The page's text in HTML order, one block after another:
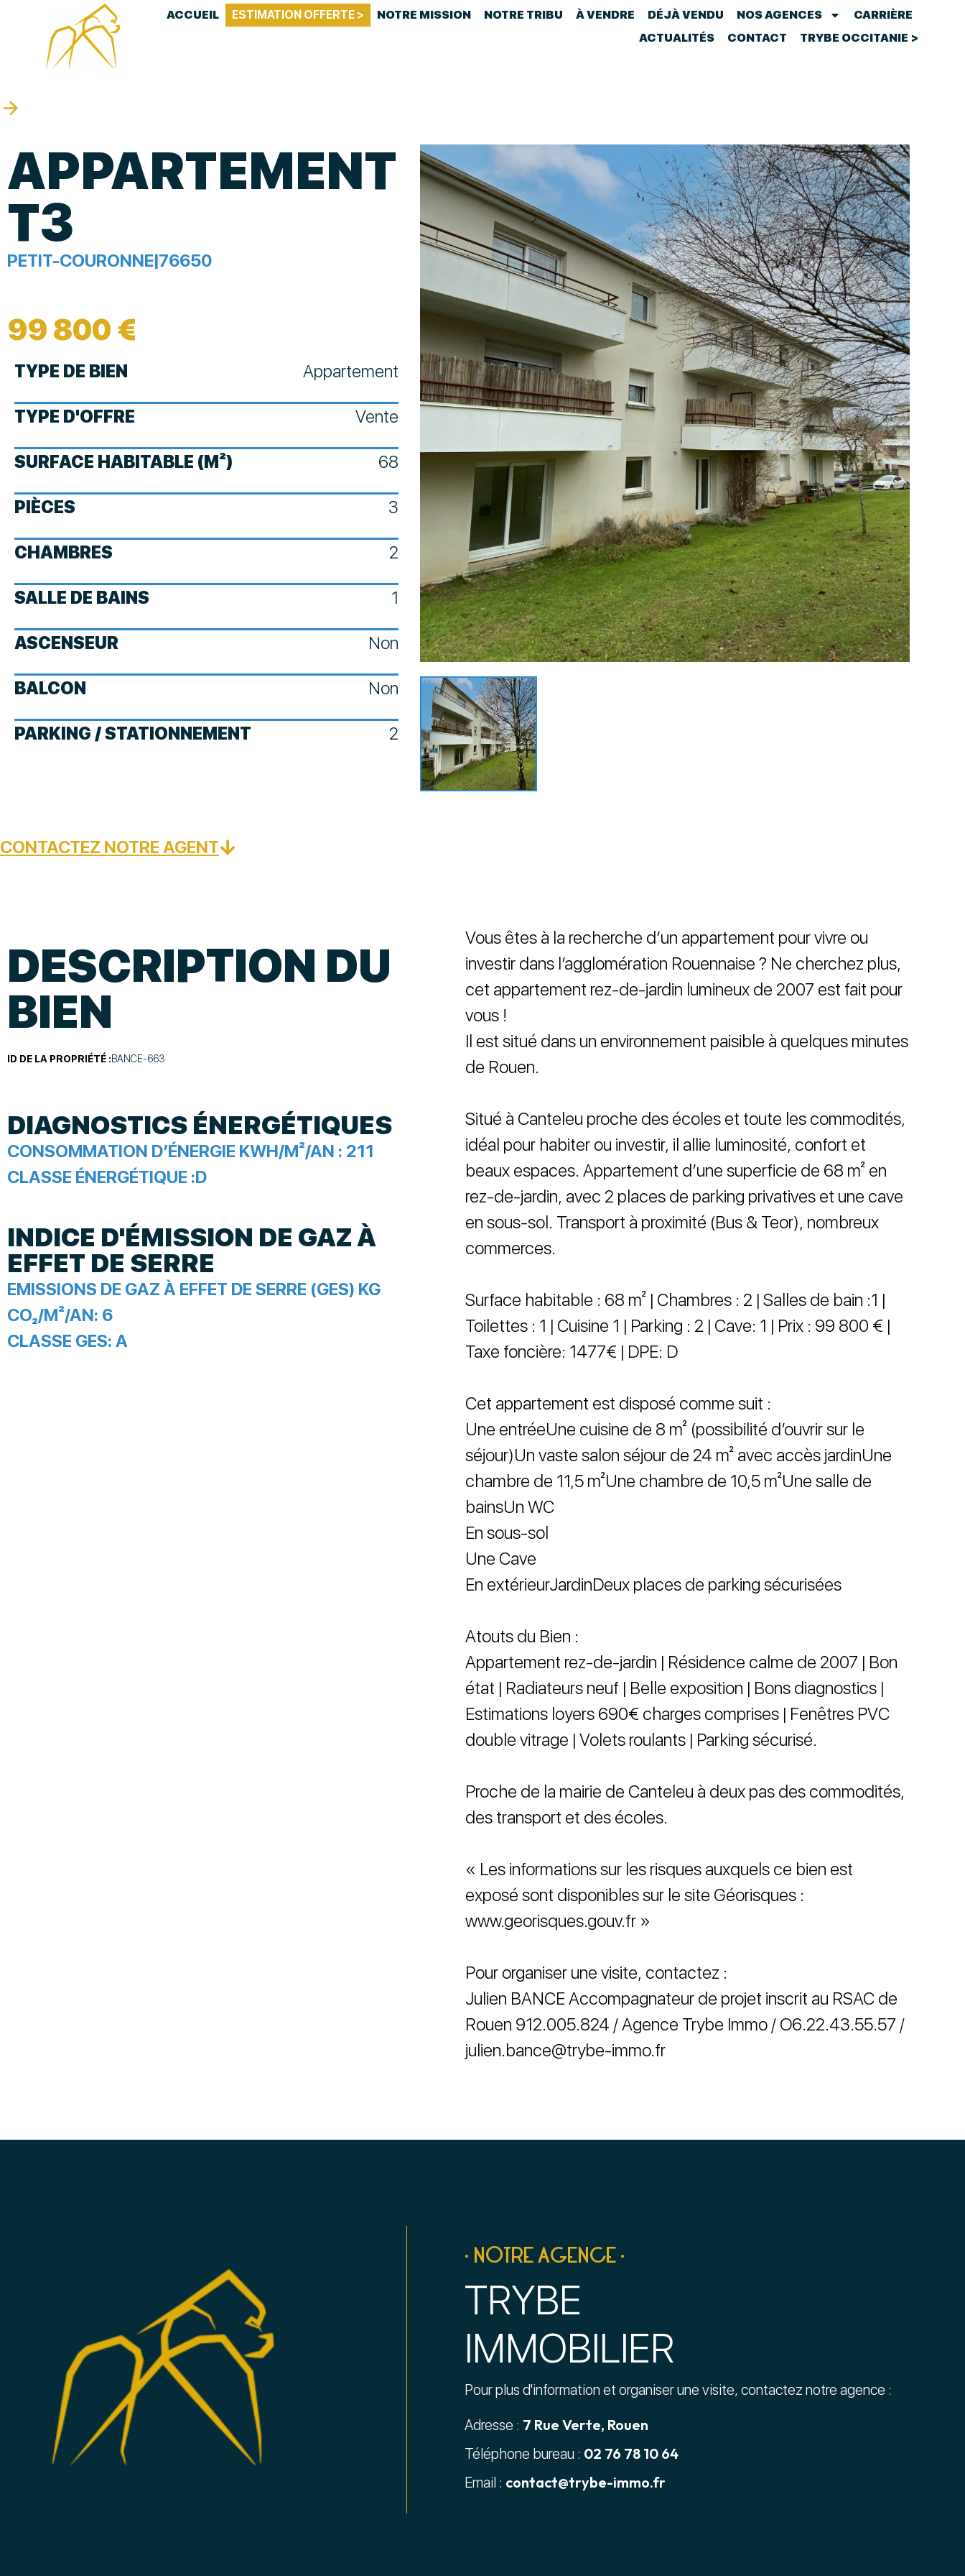
ACCUEIL ESTIMATION OFFERTE > NOTRE MISSION NOTRE TRIBU À VENDRE DÉJÀ VENDU NOS AGENCES
CARRIÈRE
ACTUALITÉS
CONTACT TRYBE OCCITANIE >
APPARTEMENT
T3
PETIT-COURONNE|76650
99 800 €
TYPE DE BIEN Appartement
TYPE D'OFFRE Vente
SURFACE HABITABLE (M²) 68
PIÈCES 3
CHAMBRES 2
SALLE DE BAINS 1
ASCENSEUR Non
BALCON Non
PARKING / STATIONNEMENT 2
CONTACTEZ NOTRE AGENT
DESCRIPTION DU
BIEN
ID DE LA PROPRIÉTÉ :BANCE-663
DIAGNOSTICS ÉNERGÉTIQUES
CONSOMMATION D’ÉNERGIE KWH/M²/AN : 211
CLASSE ÉNERGÉTIQUE :D
INDICE D'ÉMISSION DE GAZ À
EFFET DE SERRE
EMISSIONS DE GAZ À EFFET DE SERRE (GES) KG
CO₂/M²/AN: 6
CLASSE GES: A
Vous êtes à la recherche d’un appartement pour vivre ou
investir dans l’agglomération Rouennaise ? Ne cherchez plus,
cet appartement rez-de-jardin lumineux de 2007 est fait pour
vous !
Il est situé dans un environnement paisible à quelques minutes
de Rouen.
Situé à Canteleu proche des écoles et toute les commodités,
idéal pour habiter ou investir, il allie luminosité, confort et
beaux espaces. Appartement d’une superficie de 68 m² en
rez-de-jardin, avec 2 places de parking privatives et une cave
en sous-sol. Transport à proximité (Bus & Teor), nombreux
commerces.
Surface habitable : 68 m² | Chambres : 2 | Salles de bain :1 |
Toilettes : 1 | Cuisine 1 | Parking : 2 | Cave: 1 | Prix : 99 800 € |
Taxe foncière: 1477€ | DPE: D
Cet appartement est disposé comme suit :
Une entréeUne cuisine de 8 m² (possibilité d’ouvrir sur le
séjour)Un vaste salon séjour de 24 m² avec accès jardinUne
chambre de 11,5 m²Une chambre de 10,5 m²Une salle de
bainsUn WC
En sous-sol
Une Cave
En extérieurJardinDeux places de parking sécurisées
Atouts du Bien :
Appartement rez-de-jardin | Résidence calme de 2007 | Bon
état | Radiateurs neuf | Belle exposition | Bons diagnostics |
Estimations loyers 690€ charges comprises | Fenêtres PVC
double vitrage | Volets roulants | Parking sécurisé.
Proche de la mairie de Canteleu à deux pas des commodités,
des transport et des écoles.
« Les informations sur les risques auxquels ce bien est
exposé sont disponibles sur le site Géorisques :
www.georisques.gouv.fr »
Pour organiser une visite, contactez :
Julien BANCE Accompagnateur de projet inscrit au RSAC de
Rouen 912.005.824 / Agence Trybe Immo / O6.22.43.55.57 /
julien.bance@trybe-immo.fr
• NOTRE AGENCE •
TRYBE
IMMOBILIER
Pour plus d'information et organiser une visite, contactez notre agence :
Adresse : 7 Rue Verte, Rouen
Téléphone bureau : 02 76 78 10 64
Email : contact@trybe-immo.fr